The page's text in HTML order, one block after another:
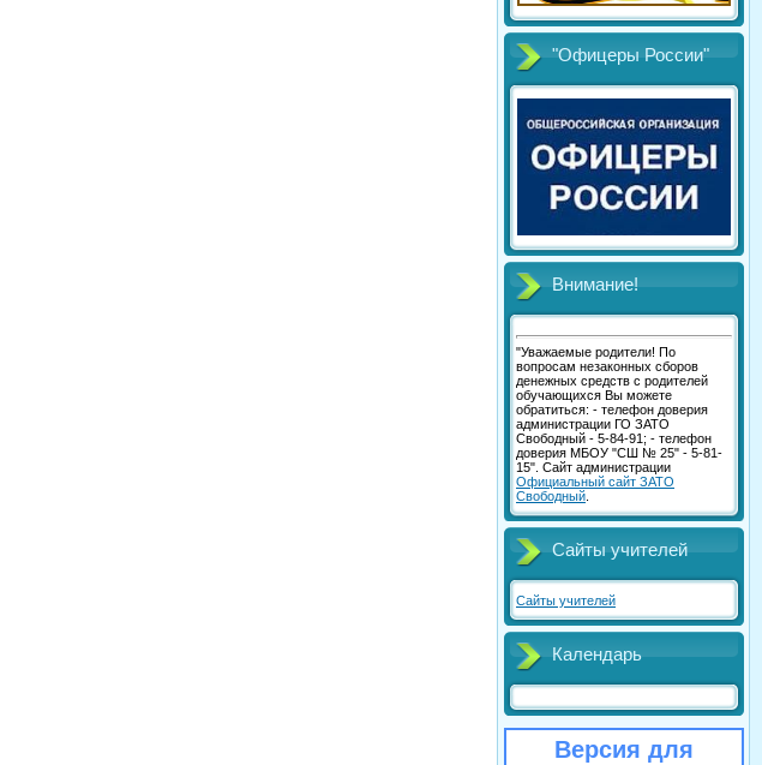
"Офицеры России"
Внимание!
"Уважаемые родители! По
вопросам незаконных сборов
денежных средств с родителей
обучающихся Вы можете
обратиться: - телефон доверия
администрации ГО ЗАТО
Свободный - 5-84-91; - телефон
доверия МБОУ "СШ № 25" - 5-81-
15". Сайт администрации
Официальный сайт ЗАТО
Свободный
Сайты учителей
Сайты учителей
Календарь
Версия для